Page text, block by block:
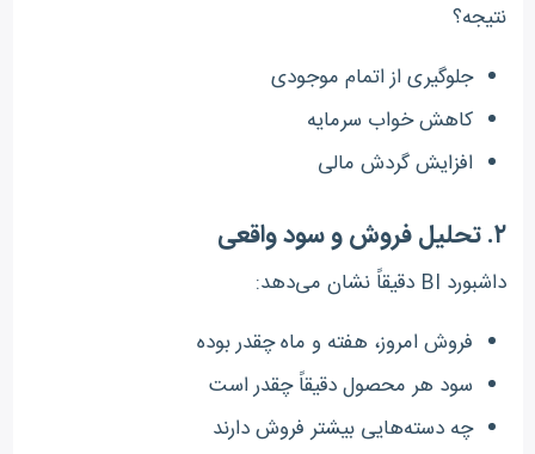
نتیجه؟
جلوگیری از اتمام موجودی
کاهش خواب سرمایه
افزایش گردش مالی
۲. تحلیل فروش و سود واقعی
داشبورد BI دقیقاً نشان می‌دهد:
فروش امروز، هفته و ماه چقدر بوده
سود هر محصول دقیقاً چقدر است
چه دسته‌هایی بیشتر فروش دارند